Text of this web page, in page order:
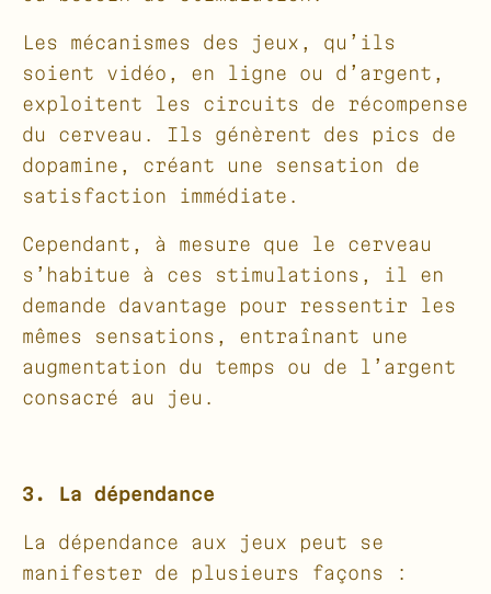
Les mécanismes des jeux, qu’ils
soient vidéo, en ligne ou d’argent,
exploitent les circuits de récompense
du cerveau. Ils génèrent des pics de
dopamine, créant une sensation de
satisfaction immédiate.
Cependant, à mesure que le cerveau
s’habitue à ces stimulations, il en
demande davantage pour ressentir les
mêmes sensations, entraînant une
augmentation du temps ou de l’argent
consacré au jeu.
3. La dépendance
La dépendance aux jeux peut se
manifester de plusieurs façons :